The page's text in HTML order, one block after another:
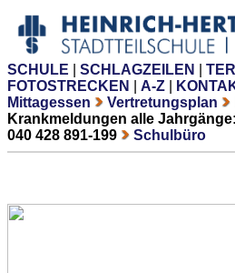
SCHULE SCHLAGZEILEN
FOTOSTRECKEN
A-Z
Mittagessen
Vertretungsplan
Krankmeldungen alle
040 428 891-199
Schulbüro